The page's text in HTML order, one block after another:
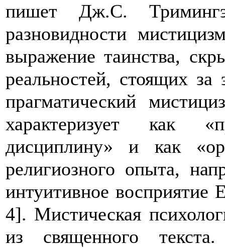
пишет Дж.С.
разновидности
выражение таинства,
реальностей, стоящих
прагматический
характеризует как
дисциплину» и как
религиозного опыта,
интуитивное восприятие
4]. Мистическая
из священного